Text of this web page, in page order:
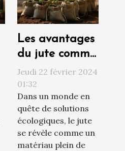
Les avantages
du jute comme
matériau
durable pour
le jardin
Jeudi 22 février 2024
01:32
Dans un monde en
quête de solutions
écologiques, le jute
se révèle comme un
matériau plein de